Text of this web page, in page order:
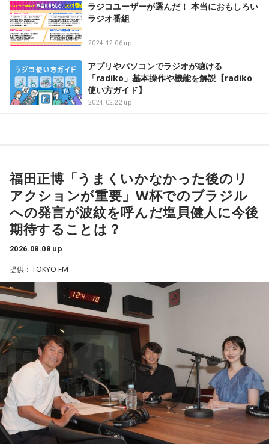
ラジコユーザーが選んだ！ 本当におもしろい
ラジオ番組
2024.12.06 up
アプリやパソコンでラジオが聴ける
「radiko」基本操作や機能を解説【radiko
使い方ガイド】
2024.02.22 up
福田正博「うまくいかなかった後のリ
アクションが重要」W杯でのブラジル
への発言が波紋を呼んだ塩貝健人に今後
期待することは？
2026.08.08 up
提供：TOKYO FM